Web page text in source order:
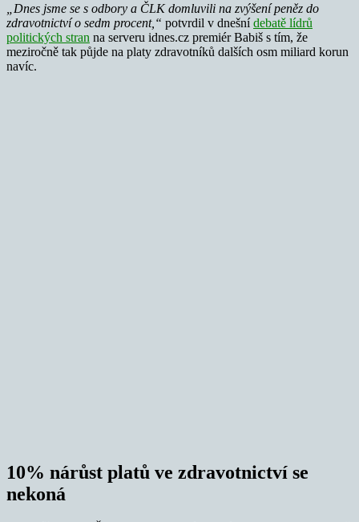
„Dnes jsme se s odbory a ČLK domluvili na zvýšení peněz do
zdravotnictví o sedm procent,“ potvrdil v dnešnídebatě lídrů
politických stran na serveru idnes.cz premiér Babiš s tím, že
meziročně tak půjde na platy zdravotníků dalších osm miliard korun
navíc.
10% nárůst platů ve zdravotnictví se
nekoná